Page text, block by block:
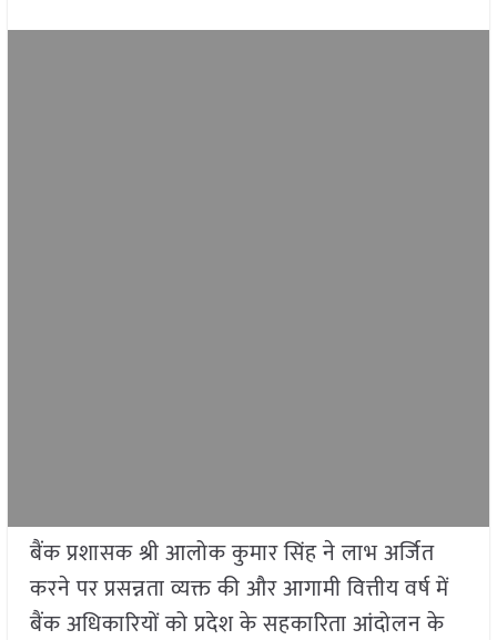
बैंक प्रशासक श्री आलोक कुमार सिंह ने लाभ अर्जित
करने पर प्रसन्नता व्यक्त की और आगामी वित्तीय वर्ष में
बैंक अधिकारियों को प्रदेश के सहकारिता आंदोलन के